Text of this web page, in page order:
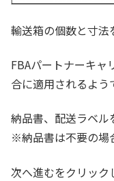
輸送箱の個数と寸法
FBAパートナーキャ
合に適用されるよう
納品書、配送ラベル
※納品書は不要の場
次へ進むをクリック